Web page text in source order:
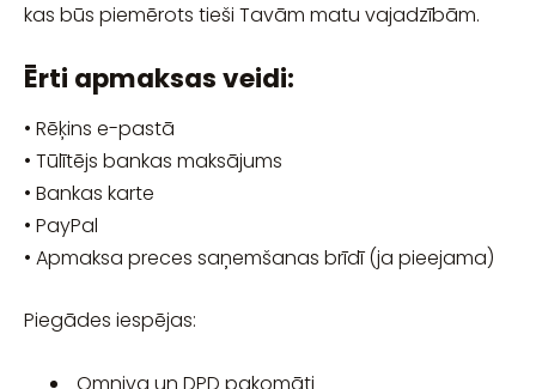
kas būs piemērots tieši Tavām matu vajadzībām.
Ērti apmaksas veidi:
• Rēķins e-pastā
• Tūlītējs bankas maksājums
• Bankas karte
• PayPal
• Apmaksa preces saņemšanas brīdī (ja pieejama)
Piegādes iespējas: